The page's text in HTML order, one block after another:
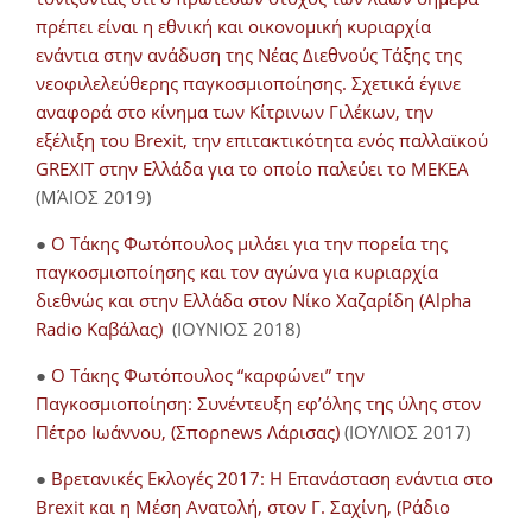
πρέπει είναι η εθνική και οικονομική κυριαρχία
ενάντια στην ανάδυση της Νέας Διεθνούς Τάξης της
νεοφιλελεύθερης παγκοσμιοποίησης. Σχετικά έγινε
αναφορά στο κίνημα των Κίτρινων Γιλέκων, την
εξέλιξη του Brexit, την επιτακτικότητα ενός παλλαϊκού
GREXIT στην Ελλάδα για το οποίο παλεύει το ΜΕΚΕΑ
(ΜΆΙΟΣ 2019)
● Ο Τάκης Φωτόπουλος μιλάει για την πορεία της
παγκοσμιοποίησης και τον αγώνα για κυριαρχία
διεθνώς και στην Ελλάδα στον Νίκο Χαζαρίδη (Alpha
Radio Καβάλας) (ΙΟΥΝΙΟΣ 2018)
● Ο Τάκης Φωτόπουλος “καρφώνει” την
Παγκοσμιοποίηση: Συνέντευξη εφ’όλης της ύλης στον
Πέτρο Ιωάννου, (Σπορnews Λάρισας) (ΙΟΥΛΙΟΣ 2017)
● Βρετανικές Εκλογές 2017: Η Επανάσταση ενάντια στο
Brexit και η Μέση Ανατολή, στον Γ. Σαχίνη, (Ράδιο